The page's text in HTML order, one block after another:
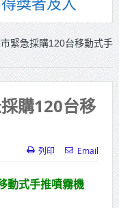
血 蔡順元
月31日補助
動態測試
緊急採購120台移動式手
購120台移
列印 Email
動式手推噴霧機